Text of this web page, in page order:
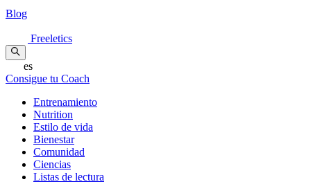
Blog
Freeletics
es
Consigue tu Coach
Entrenamiento
Nutrition
Estilo de vida
Bienestar
Comunidad
Ciencias
Listas de lectura